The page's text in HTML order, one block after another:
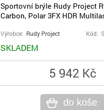
Sportovní brýle Rudy Project
Carbon, Polar 3FX HDR
Výrobce: Rudy Project Kód:
SKLADEM
5 942 Kč
do koše